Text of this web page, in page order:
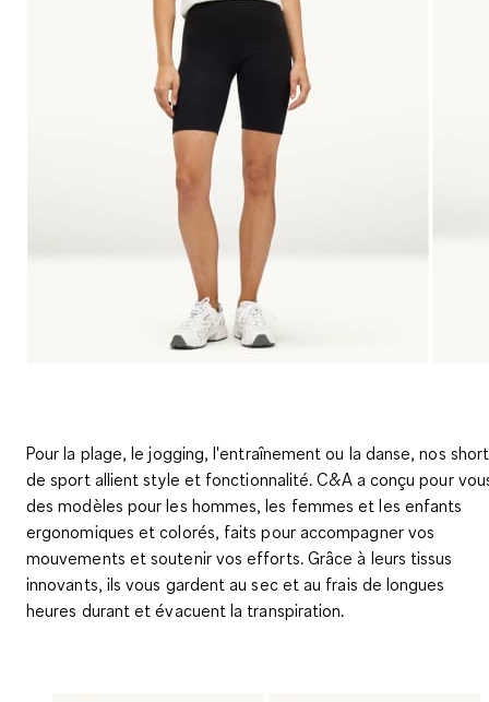
Pour la plage, le jogging, l'entraînement ou la danse, nos
de sport allient style et fonctionnalité. C&A a conçu pour
des modèles pour les hommes, les femmes et les enfants
ergonomiques et colorés, faits pour accompagner vos
mouvements et soutenir vos efforts. Grâce à leurs tissus
innovants, ils vous gardent au sec et au frais de longues
heures durant et évacuent la transpiration.